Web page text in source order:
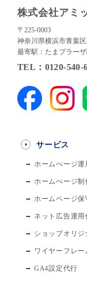
株式会社アミ
〒225-0003
神奈川県横浜市青葉
最寄駅：たまプラー
TEL：0120-540-
サービス
ホームぺージ運
ホームぺージ制
ホームページ保
ネット広告運用
ショップオリジ
ワイヤーフレー
GA4設定代行